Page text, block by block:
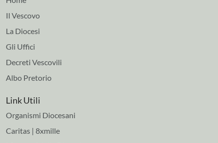
Il Vescovo
La Diocesi
Gli Uffici
Decreti Vescovili
Albo Pretorio
Link Utili
Organismi Diocesani
Caritas | 8xmille